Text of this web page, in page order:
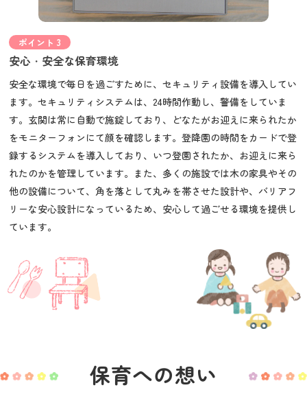
ポイント 3
安心・安全な保育環境
安全な環境で毎日を過ごすために、セキュリティ設備を導入してい
ます。セキュリティシステムは、24時間作動し、警備をしていま
す。玄関は常に自動で施錠しており、どなたがお迎えに来られたか
をモニターフォンにて顔を確認します。登降園の時間をカードで登
録するシステムを導入しており、いつ登園されたか、お迎えに来ら
れたのかを管理しています。また、多くの施設では木の家具やその
他の設備について、角を落として丸みを帯させた設計や、バリアフ
リーな安心設計になっているため、安心して過ごせる環境を提供し
ています。
保育への想い